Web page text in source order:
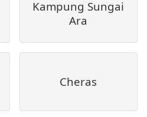
Kampung Sungai
Ara
Cheras